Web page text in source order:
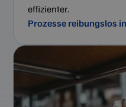
effizienter.
Prozesse reibungslos